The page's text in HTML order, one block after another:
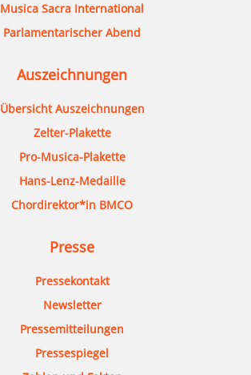
Musica Sacra International
Parlamentarischer Abend
Auszeichnungen
Übersicht Auszeichnungen
Zelter-Plakette
Pro-Musica-Plakette
Hans-Lenz-Medaille
Chordirektor*in BMCO
Presse
Pressekontakt
Newsletter
Pressemitteilungen
Pressespiegel